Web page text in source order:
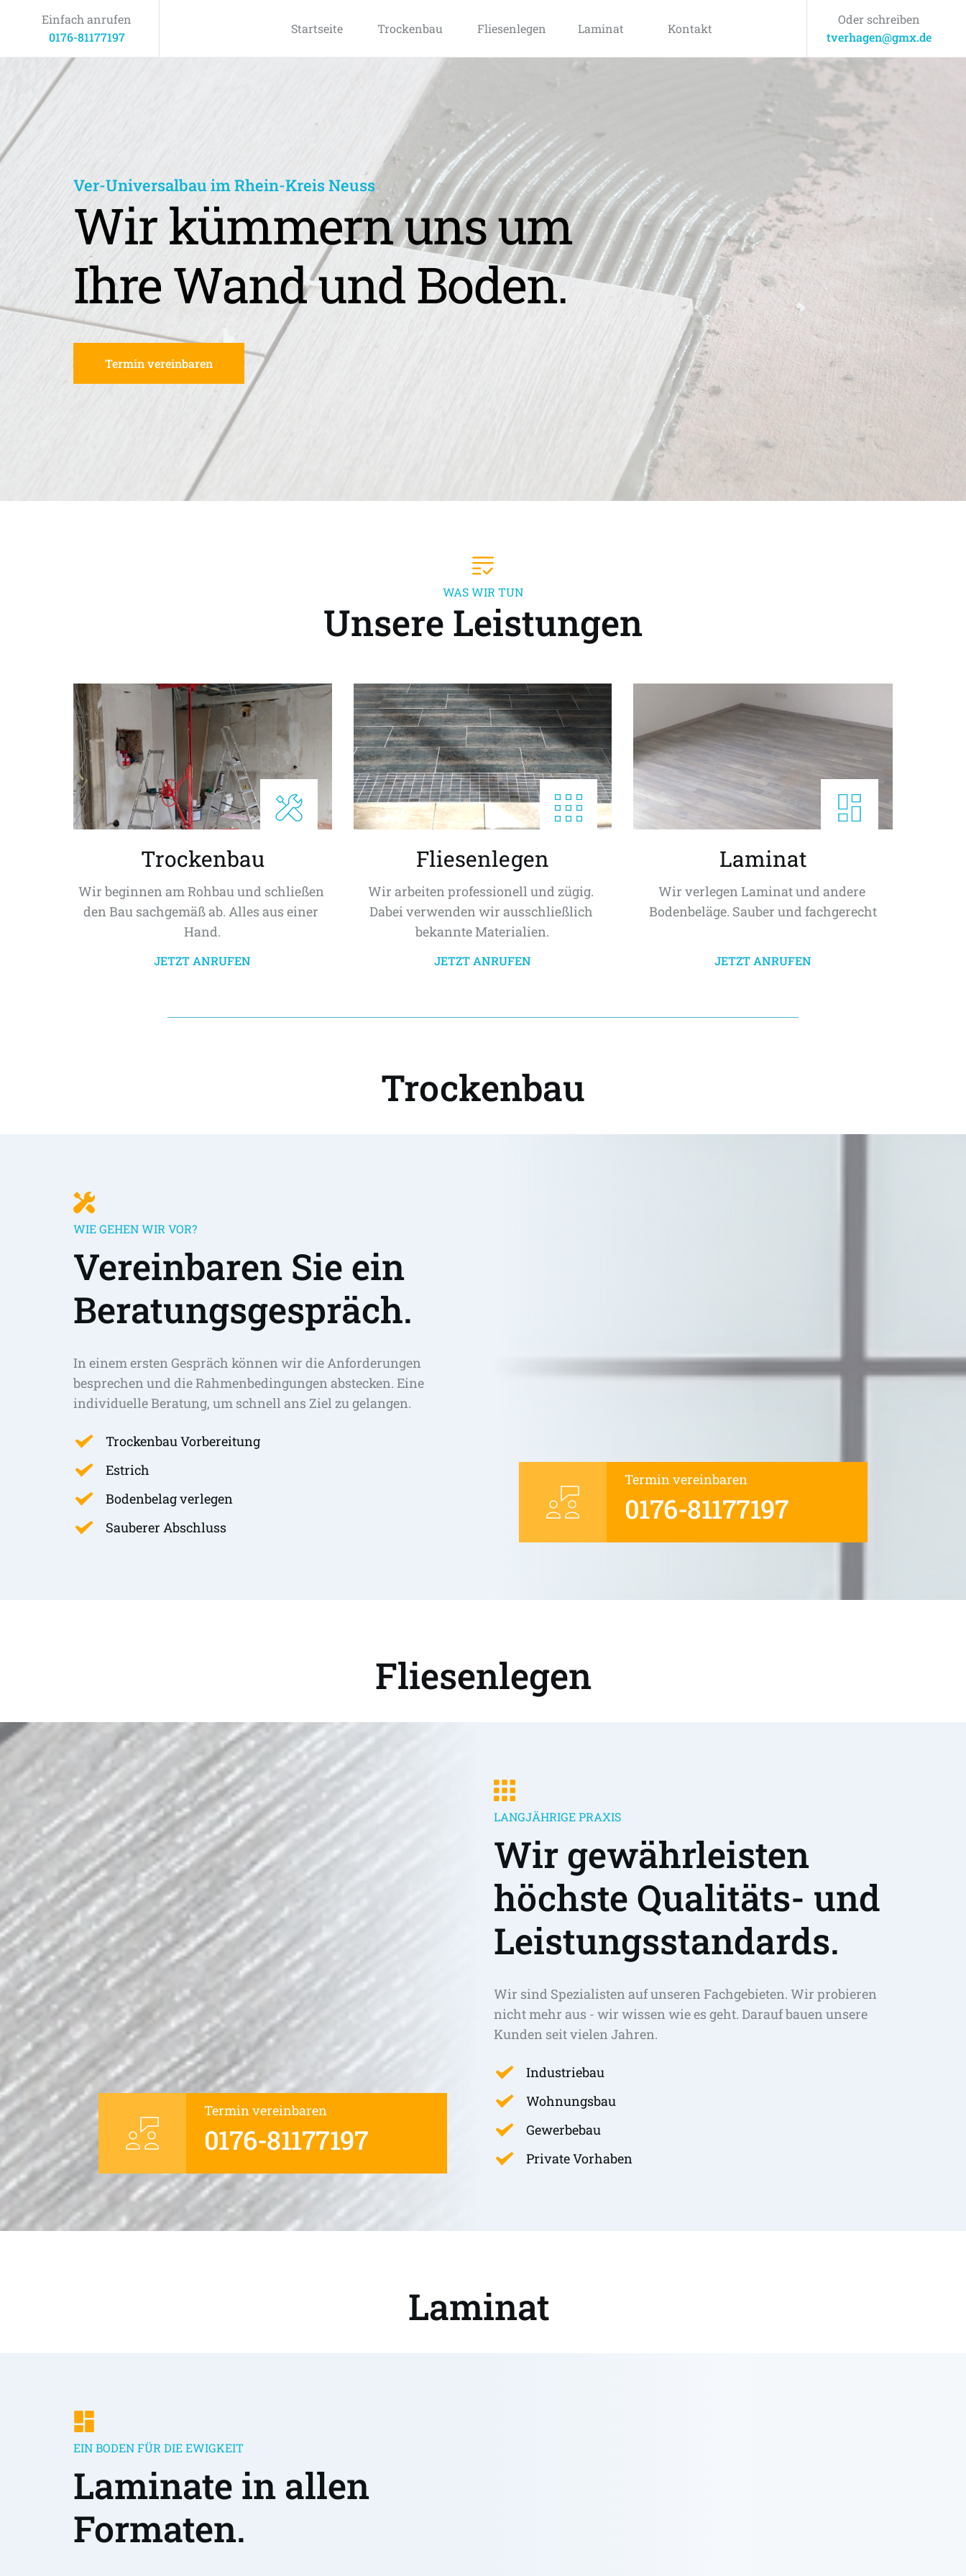
Einfach anrufen
0176-81177197
Startseite Trockenbau Fliesenlegen Laminat Kontakt
Oder schreiben
tverhagen@gmx.de
Ver-Universalbau im Rhein-Kreis Neuss
Wir kümmern uns um
Ihre Wand und Boden.
Termin vereinbaren
WAS WIR TUN
Unsere Leistungen
Trockenbau
Wir beginnen am Rohbau und schließen
den Bau sachgemäß ab. Alles aus einer
Hand.
JETZT ANRUFEN
Fliesenlegen
Wir arbeiten professionell und zügig.
Dabei verwenden wir ausschließlich
bekannte Materialien.
JETZT ANRUFEN
Laminat
Wir verlegen Laminat und andere
Bodenbeläge. Sauber und fachgerecht
JETZT ANRUFEN
Trockenbau
WIE GEHEN WIR VOR?
Vereinbaren Sie ein
Beratungsgespräch.
In einem ersten Gespräch können wir die Anforderungen
besprechen und die Rahmenbedingungen abstecken. Eine
individuelle Beratung, um schnell ans Ziel zu gelangen.
Trockenbau Vorbereitung
Estrich
Bodenbelag verlegen
Sauberer Abschluss
Termin vereinbaren
0176-81177197
Fliesenlegen
Termin vereinbaren
0176-81177197
LANGJÄHRIGE PRAXIS
Wir gewährleisten
höchste Qualitäts- und
Leistungsstandards.
Wir sind Spezialisten auf unseren Fachgebieten. Wir probieren
nicht mehr aus - wir wissen wie es geht. Darauf bauen unsere
Kunden seit vielen Jahren.
Industriebau
Wohnungsbau
Gewerbebau
Private Vorhaben
Laminat
EIN BODEN FÜR DIE EWIGKEIT
Laminate in allen
Formaten.